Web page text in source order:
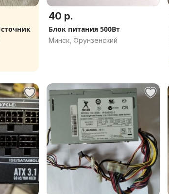
40 р.
Блок питания 500Вт
Минск, Фрунзенский